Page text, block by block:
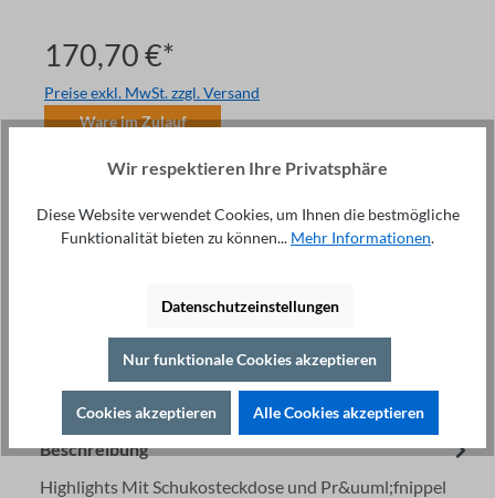
170,70 €*
Preise exkl. MwSt. zzgl. Versand
Ware im Zulauf
Details
Fachberatung unter
+49 421 277 9999
Beschreibung
Highlights Mit Schukosteckdose und Pr&uuml;fnippel
Wir respektieren Ihre Privatsphäre
Diese Website verwendet Cookies, um Ihnen die bestmögliche
Funktionalität bieten zu können... Mehr Informationen.
Datenschutzeinstellungen
Nur funktionale Cookies akzeptieren
Cookies akzeptieren Alle Cookies akzeptieren